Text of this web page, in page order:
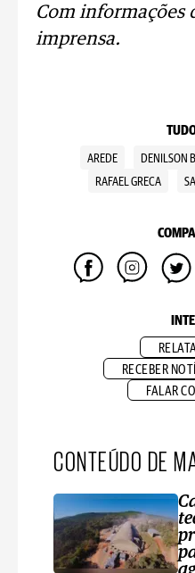
Com informações
imprensa.
AREDE DENILSON
RAFAEL GRECA
RECEBER
FALAR
CONTEÚDO DE